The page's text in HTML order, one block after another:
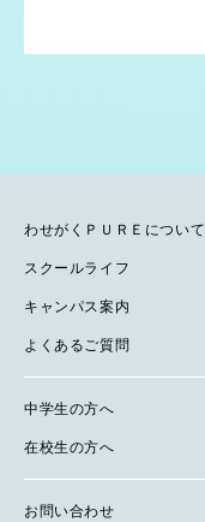
わせがくＰＵＲＥについて
スクールライフ
キャンパス案内
よくあるご質問
中学生の方へ
在校生の方へ
お問い合わせ